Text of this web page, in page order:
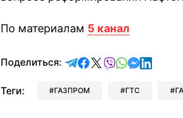
По материалам 5 канал
Поделиться: отправить в Telegram
поделиться в
поделиться в X
отправить в
отправить
Теги: ГАЗПРОМ ГТС